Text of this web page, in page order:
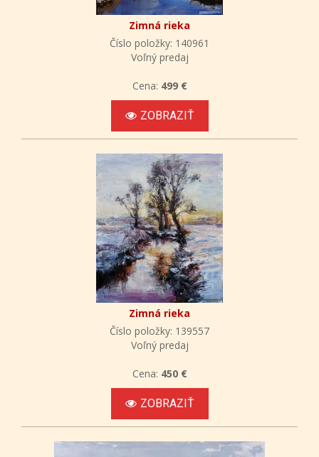
Zimná rieka
Číslo položky: 140961
Voľný predaj
Cena: 499 €
ZOBRAZIŤ
Zimná rieka
Číslo položky: 139557
Voľný predaj
Cena: 450 €
ZOBRAZIŤ